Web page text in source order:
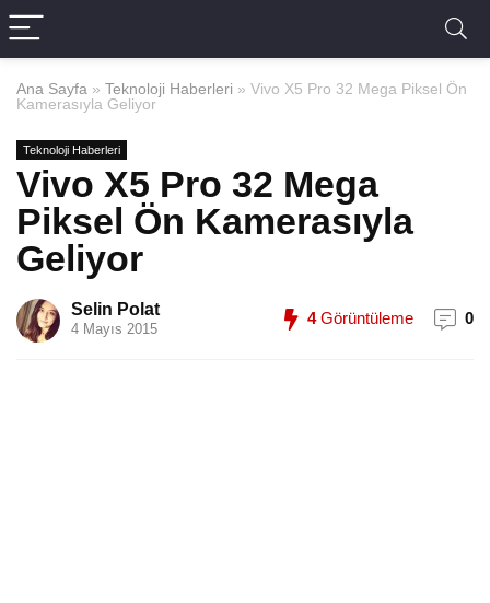
Ana Sayfa » Teknoloji Haberleri » Vivo X5 Pro 32 Mega Piksel Ön
Kamerasıyla Geliyor
Teknoloji Haberleri
Vivo X5 Pro 32 Mega
Piksel Ön Kamerasıyla
Geliyor
Selin Polat
4 Mayıs 2015
4Görüntüleme 0